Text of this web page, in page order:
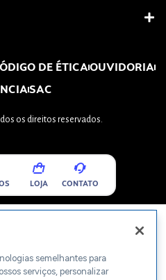
DE ÉTICAOUVIDORIA
SAC
os direitos reservados.
LOJA CONTATO
semelhantes para
serviços, personalizar